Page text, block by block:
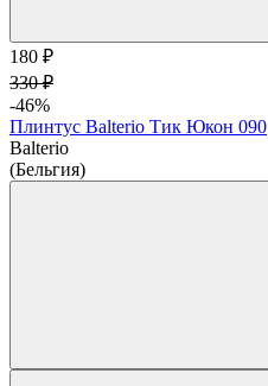
180 ₽
330 ₽
-46%
Плинтус Balterio Тик Юкон 090
Balterio
(Бельгия)